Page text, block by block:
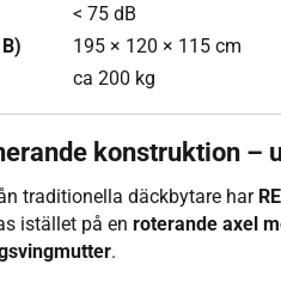
< 75 dB
195 × 120 × 115 cm
ca 200 kg
konstruktion –
traditionella däckbytare har
istället på en roterande axel
.